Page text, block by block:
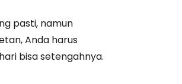
pasti, namun
Anda harus
bisa setengahnya.